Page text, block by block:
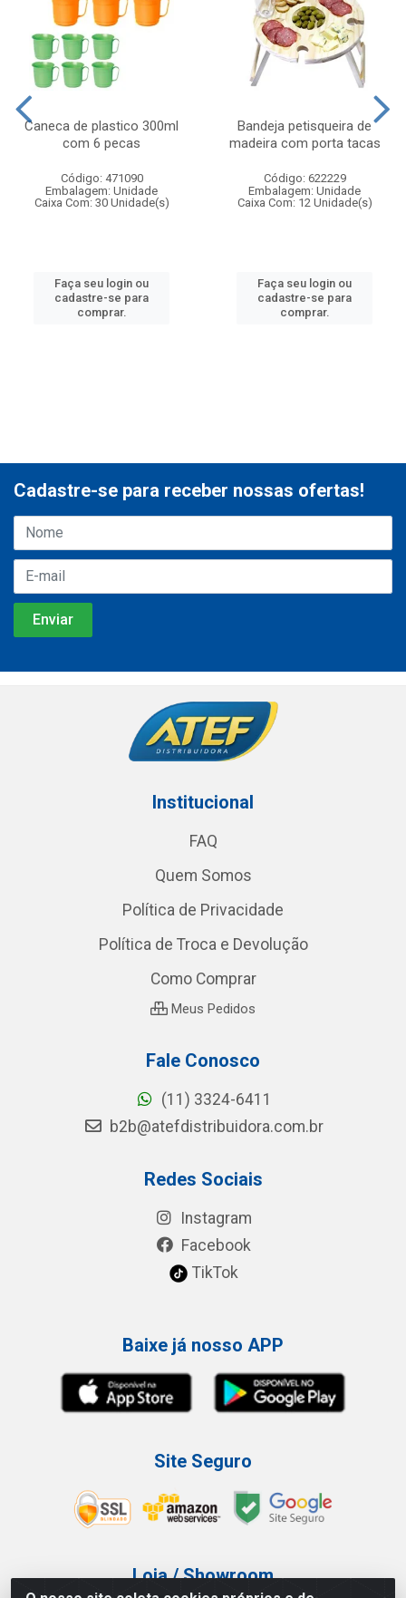
Caneca de plastico 300ml
com 6 pecas
Código: 471090
Embalagem: Unidade
Caixa Com: 30 Unidade(s)
Faça seu login ou
cadastre-se para
comprar.
Bandeja petisqueira de
madeira com porta tacas
Código: 622229
Embalagem: Unidade
Caixa Com: 12 Unidade(s)
Faça seu login ou
cadastre-se para
comprar.
Cadastre-se para receber nossas ofertas!
Institucional
FAQ
Quem Somos
Política de Privacidade
Política de Troca e Devolução
Como Comprar
Meus Pedidos
Fale Conosco
(11) 3324-6411
b2b@atefdistribuidora.com.br
Redes Sociais
Instagram
Facebook
TikTok
Baixe já nosso APP
Site Seguro
Loja / Showroom